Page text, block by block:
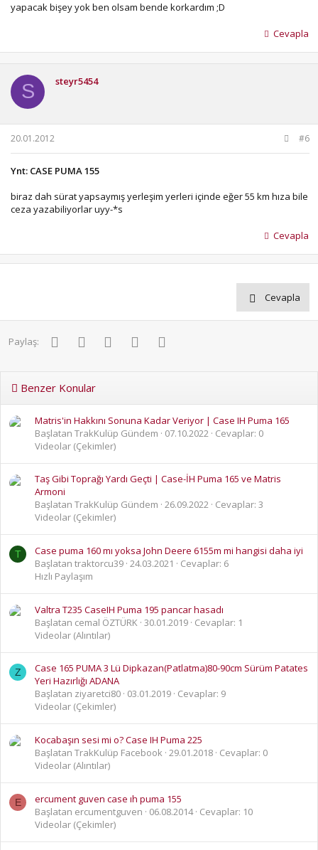
yapacak bişey yok ben olsam bende korkardım ;D
Cevapla
S steyr5454
20.01.2012 #6
Ynt: CASE PUMA 155
biraz dah sürat yapsaymış yerleşim yerleri içinde eğer 55 km hıza bile
ceza yazabiliyorlar uyy-*s
Cevapla
Cevapla
Paylaş: FacebookTwitter PinterestWhatsApp
Benzer Konular
Matris'in Hakkını Sonuna Kadar Veriyor | Case IH Puma 165
Başlatan TrakKulüp Gündem
07.10.2022 Cevaplar: 0
Videolar (Çekimler)
Taş Gibi Toprağı Yardı Geçti | Case-İH Puma 165 ve Matris
Armoni
Başlatan TrakKulüp Gündem 26.09.2022 Cevaplar: 3
Videolar (Çekimler)
T
Case puma 160 mı yoksa John Deere 6155m mi hangisi daha iyi
Başlatan traktorcu39 24.03.2021
Cevaplar: 6
Hızlı Paylaşım
Valtra T235 CaseIH Puma 195 pancar hasadı
Başlatan cemal ÖZTÜRK 30.01.2019 Cevaplar: 1
Videolar (Alıntılar)
Z
Case 165 PUMA 3 Lü Dipkazan(Patlatma)80-90cm Sürüm Patates
Yeri Hazırlığı ADANA
Başlatan ziyaretci80 03.01.2019 Cevaplar: 9
Videolar (Çekimler)
Kocabaşın sesi mi o? Case IH Puma 225
Başlatan TrakKulüp Facebook 29.01.2018 Cevaplar: 0
Videolar (Alıntılar)
E
ercument guven case ıh puma 155
Başlatan ercumentguven
06.08.2014 Cevaplar: 10
Videolar (Çekimler)